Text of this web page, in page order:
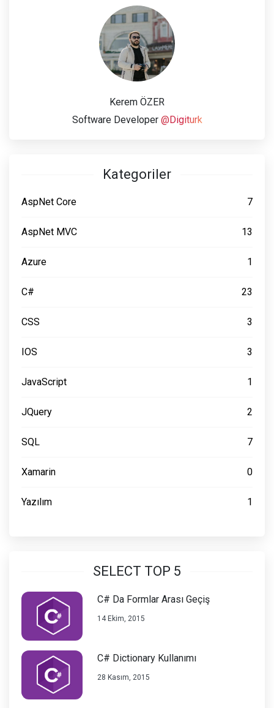
Kerem ÖZER
Software Developer @Digiturk
Kategoriler
AspNet Core 7
AspNet MVC 13
Azure 1
C# 23
CSS 3
IOS 3
JavaScript 1
JQuery 2
SQL 7
Xamarin 0
Yazılım 1
SELECT TOP 5
C# Da Formlar Arası Geçiş
14 Ekim, 2015
C# Dictionary Kullanımı
28 Kasım, 2015